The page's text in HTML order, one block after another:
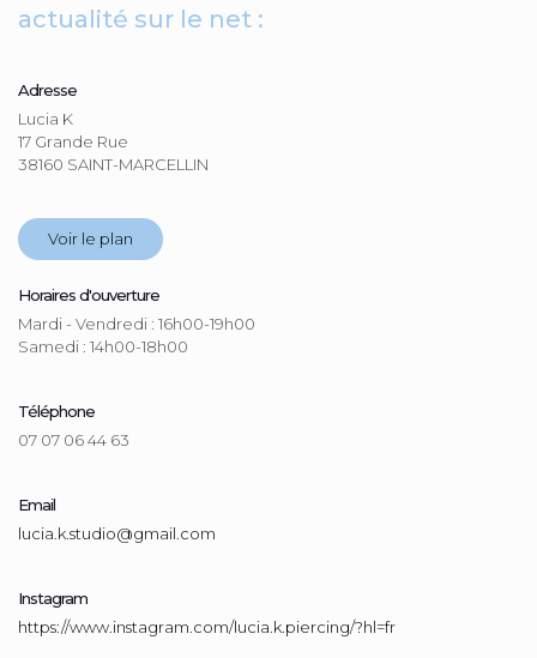
actualité sur le net :
Adresse
Lucia K
17 Grande Rue
38160 SAINT-MARCELLIN
Voir le plan
Horaires d'ouverture
Mardi - Vendredi : 16h00-19h00
Samedi : 14h00-18h00
Téléphone
07 07 06 44 63
Email
lucia.k.studio@gmail.com
Instagram
https://www.instagram.com/lucia.k.piercing/?hl=fr